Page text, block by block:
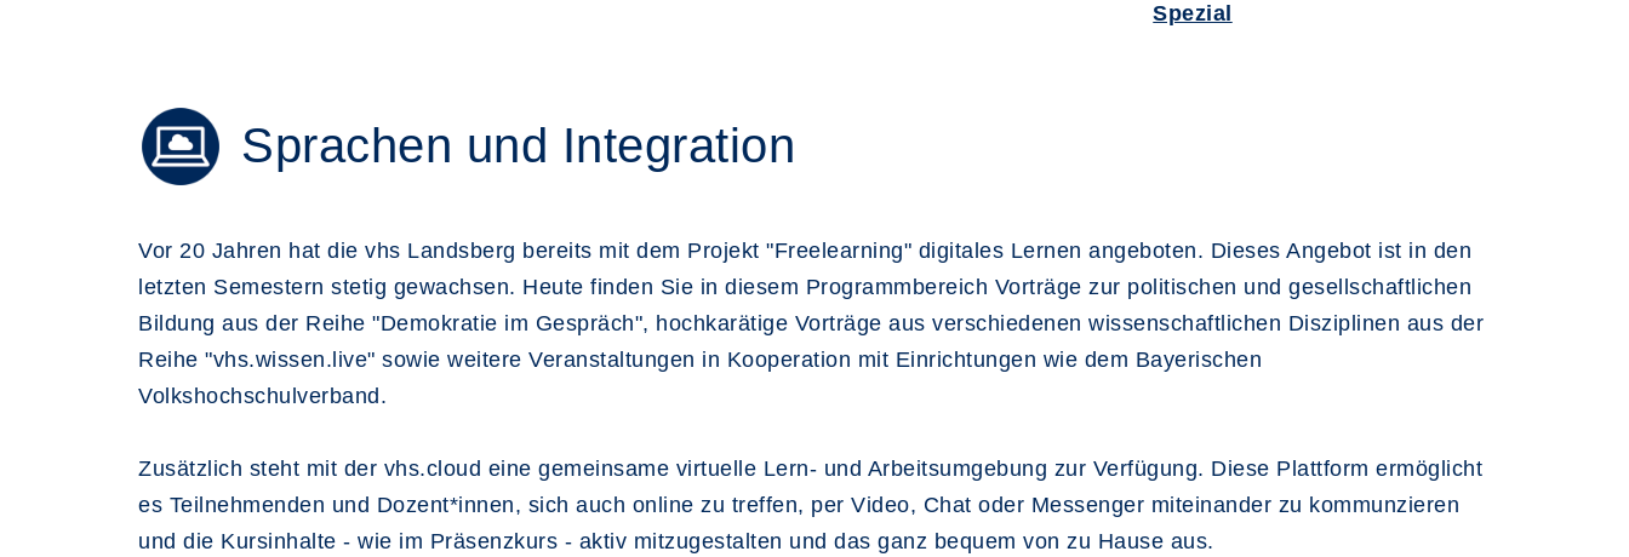
Spezial
Sprachen und Integration
Vor 20 Jahren hat die vhs Landsberg bereits mit dem Projekt "Freelearning" digitales Lernen angeboten. Dieses Angebot ist in den
letzten Semestern stetig gewachsen. Heute finden Sie in diesem Programmbereich Vorträge zur politischen und gesellschaftlichen
Bildung aus der Reihe "Demokratie im Gespräch", hochkarätige Vorträge aus verschiedenen wissenschaftlichen Disziplinen aus der
Reihe "vhs.wissen.live" sowie weitere Veranstaltungen in Kooperation mit Einrichtungen wie dem Bayerischen
Volkshochschulverband.
Zusätzlich steht mit der vhs.cloud eine gemeinsame virtuelle Lern- und Arbeitsumgebung zur Verfügung. Diese Plattform ermöglicht
es Teilnehmenden und Dozent*innen, sich auch online zu treffen, per Video, Chat oder Messenger miteinander zu kommunzieren
und die Kursinhalte - wie im Präsenzkurs - aktiv mitzugestalten und das ganz bequem von zu Hause aus.